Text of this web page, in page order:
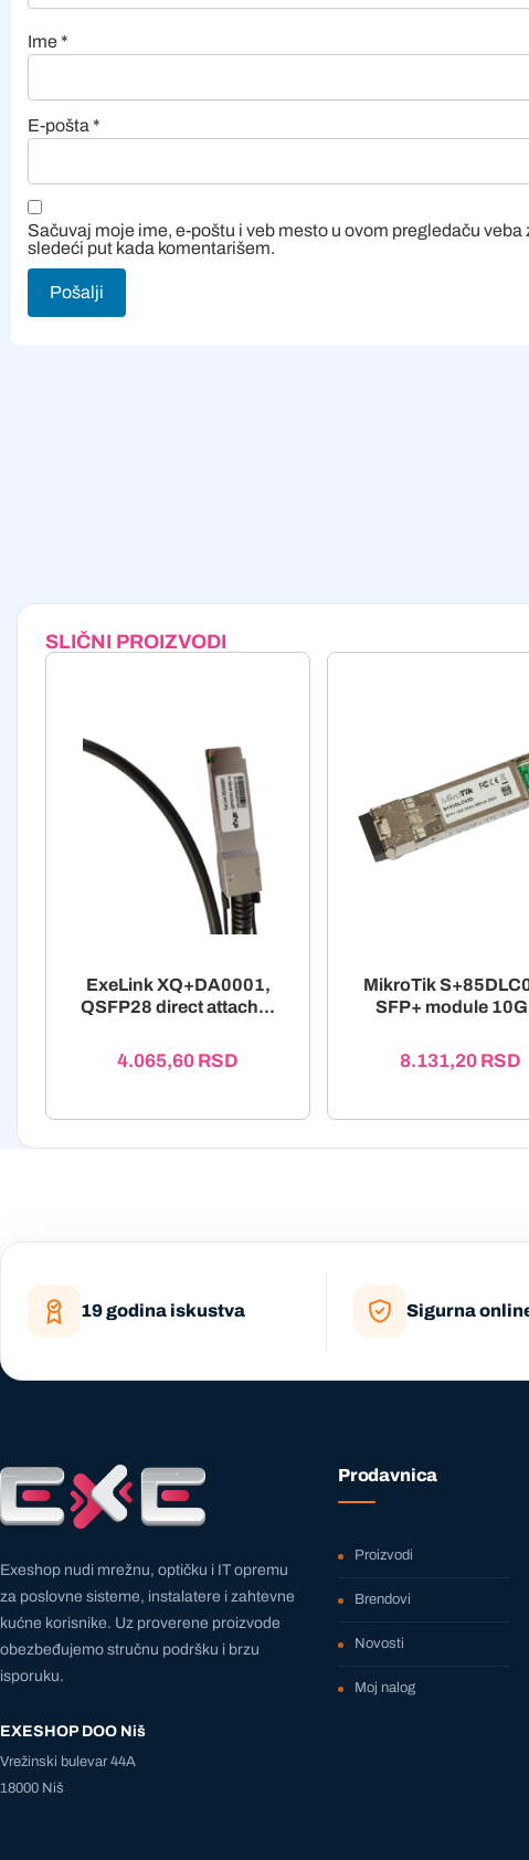
Ime*
E-pošta *
Sačuvaj moje ime, e-poštu i veb mesto u ovom pregledaču veba
sledeći put kada komentarišem.
SLIČNI PROIZVODI
ExeLink XQ+DA0001,
QSFP28 direct attach...
4.065,60 RSD
MikroTik
SFP+ module
8.131,20 RSD
19 godina iskustva Sigurna
Exeshop nudi mrežnu, optičku i IT opremu
za poslovne sisteme, instalatere i zahtevne
kućne korisnike. Uz proverene proizvode
obezbeđujemo stručnu podršku i brzu
isporuku.
EXESHOP DOO Niš
Vrežinski bulevar 44A
18000 Niš
Prodavnica
Proizvodi
Brendovi
Novosti
Moj nalog